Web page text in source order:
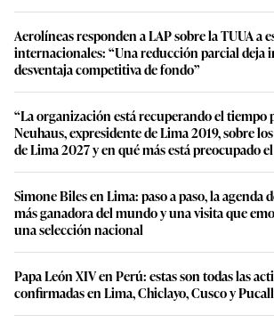
Aerolíneas responden a LAP sobre la TUUA a
internacionales: “Una reducción parcial deja
desventaja competitiva de fondo”
“La organización está recuperando el tiempo
Neuhaus, expresidente de Lima 2019, sobre
de Lima 2027 y en qué más está preocupado
Simone Biles en Lima: paso a paso, la agenda
más ganadora del mundo y una visita que
una selección nacional
Papa León XIV en Perú: estas son todas las
confirmadas en Lima, Chiclayo, Cusco y